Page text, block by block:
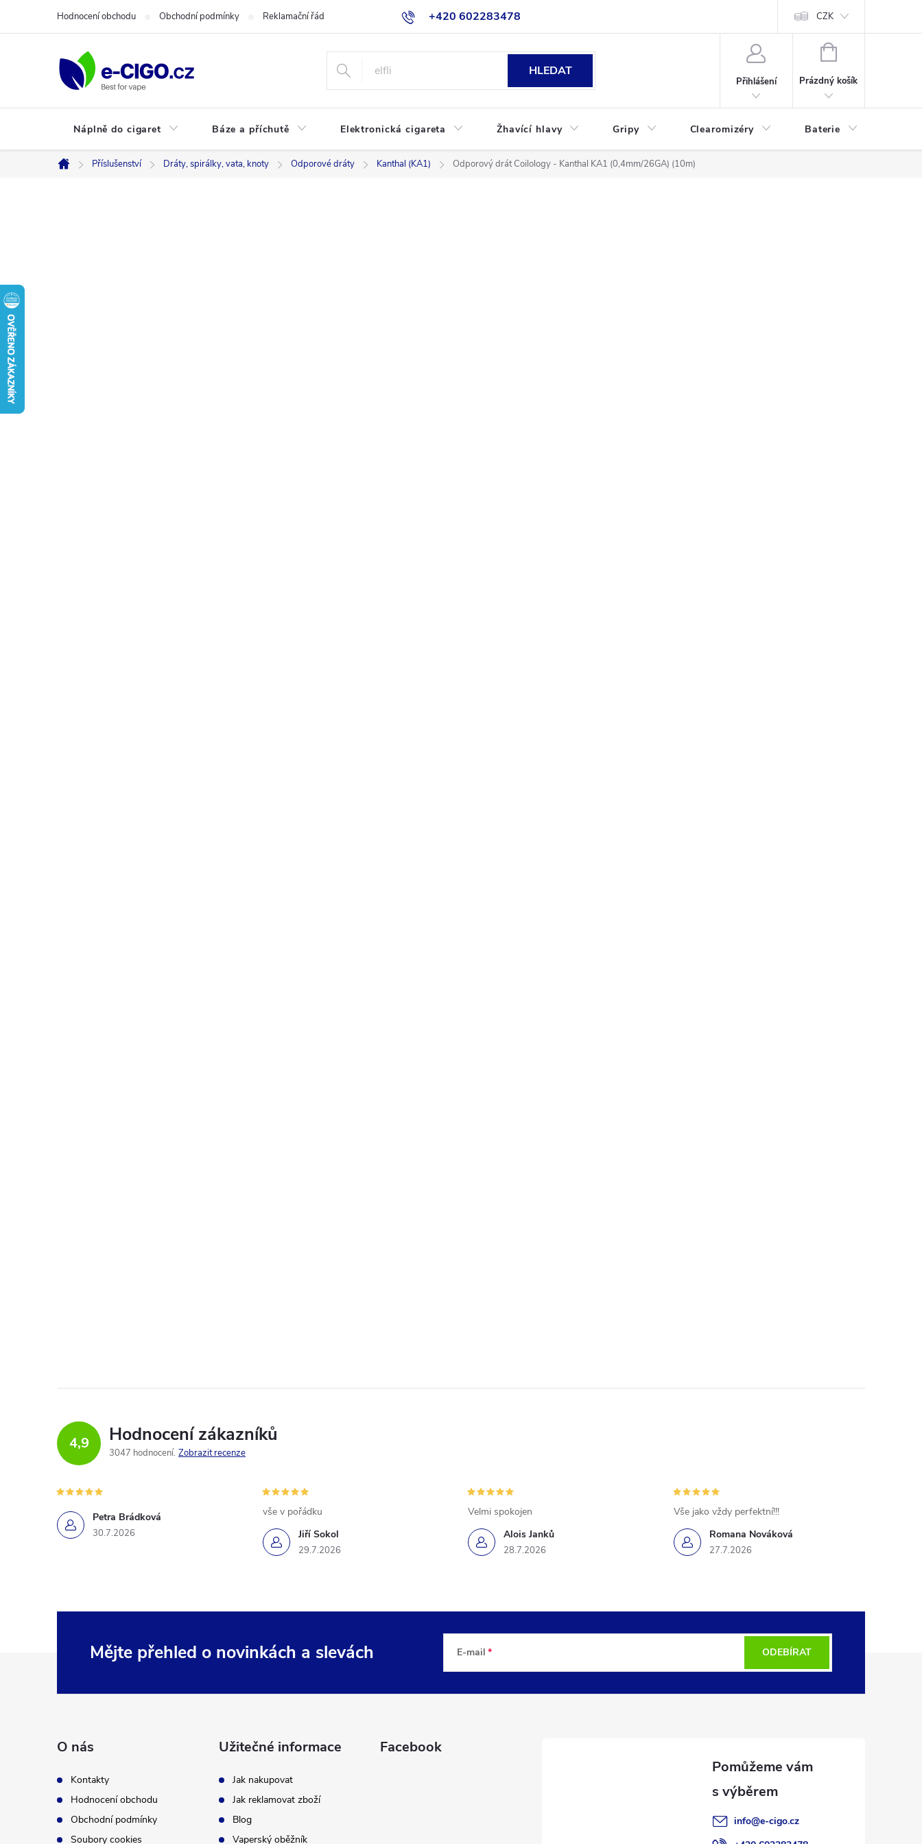
+420 602283478
Hodnocení obchodu Obchodní podmínky Reklamační řád Jak nakupovat CZK
HLEDAT
Přihlášení
NÁKUPNÍ
Prázdný košík
Náplně do cigaret Báze a příchutě Elektronická cigareta Žhavící hlavy Gripy Clearomizéry Baterie
Domů
Příslušenství Dráty, spirálky, vata, knoty Odporové dráty Kanthal (KA1) Odporový drát Coilology - Kanthal KA1 (0,4mm/26GA) (10m)
4,9 Hodnocení zákazníků
3047 hodnocení Zobrazit recenze
Petra Brádková
30.7.2026 Jiří Sokol
29.7.2026
vše v pořádku
Alois Janků
28.7.2026
Velmi spokojen
Romana Nováková
27.7.2026
Vše jako vždy perfektní!!!
Mějte přehled o novinkách a slevách E-mail ODEBÍRAT
O nás
Kontakty
Hodnocení obchodu
Obchodní podmínky
Soubory cookies
Užitečné informace
Jak nakupovat
Jak reklamovat zboží
Blog
Vaperský oběžník
Facebook
info@e-cigo.cz